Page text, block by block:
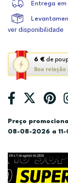
Entrega
ver disponibilidade
6 € de
Boa
Esta
ação
abre
a
ferramenta
de
poupança
Youreko.
Preço
08-08-2026 a